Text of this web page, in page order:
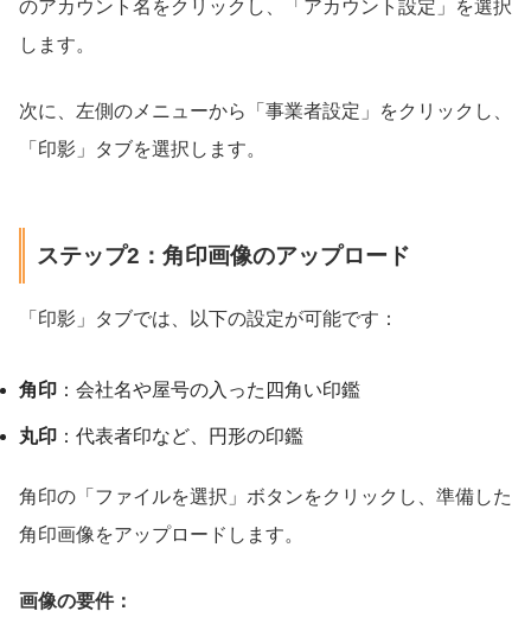
のアカウント名をクリックし、「アカウント設定」を選択
します。
次に、左側のメニューから「事業者設定」をクリックし、
「印影」タブを選択します。
ステップ2：角印画像のアップロード
「印影」タブでは、以下の設定が可能です：
角印 ：会社名や屋号の入った四角い印鑑
丸印 ：代表者印など、円形の印鑑
角印の「ファイルを選択」ボタンをクリックし、準備した
角印画像をアップロードします。
画像の要件：